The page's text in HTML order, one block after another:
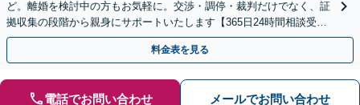
ど。離婚を検討中の方もお気軽に。交渉・調停・裁判だけでなく、証
拠収集の段階から親身にサポートいたします【365日24時間相談受
付】【赤坂駅3分】【男女の弁護士が在籍】
料金表を見る
電話でお問い合わせ メールでお問い合わせ